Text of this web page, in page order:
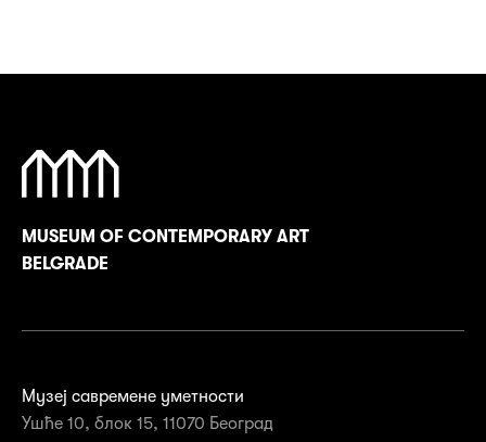
MUSEUM OF CONTEMPORARY ART
BELGRADE
Музеј савремене уметности
Ушће 10, блок 15, 11070 Београд